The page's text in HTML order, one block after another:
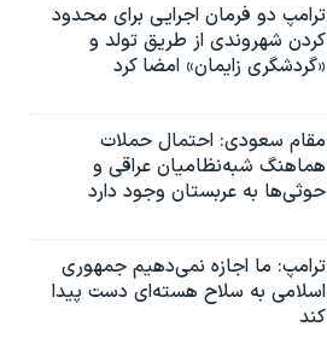
ترامپ دو فرمان اجرایی برای محدود
کردن شهروندی از طریق تولد و
«گردشگری زایمان» امضا کرد
مقام سعودی: احتمال حملات
هماهنگ شبه‌نظامیان عراقی و
حوثی‌ها به عربستان وجود دارد
ترامپ: ما اجازه نمی‌دهیم جمهوری
اسلامی به سلاح هسته‌ای دست پیدا
کند